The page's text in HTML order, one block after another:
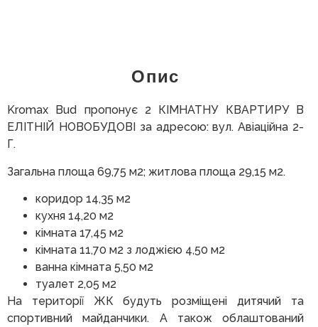
Опис
Kromax Bud пропонує 2 КІМНАТНУ КВАРТИРУ В
ЕЛІТНІЙ НОВОБУДОВІ за адресою: вул. Авіаційна 2-
Г.
Загальна площа 69,75 м2; житлова площа 29,15 м2.
коридор 14,35 м2
кухня 14,20 м2
кімната 17,45 м2
кімната 11,70 м2 з лоджією 4,50 м2
ванна кімната 5,50 м2
туалет 2,05 м2
На території ЖК будуть розміщені дитячий та
спортивний майданчики. А також облаштований